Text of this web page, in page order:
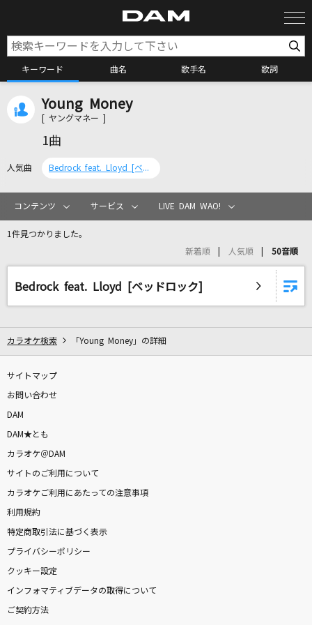
キーワード 曲名 歌手名 歌詞
カラオケ検索
カラオケリクエスト
リアルタイムで歌われている曲の一覧
志賀勝
センチメンタル・キス(Acoustic ver.)
[生音]恋人ごっこ
マカロニえんぴつ
群衆の中の猫
尾崎豊
Young Money
[ ヤングマネー ]
1曲
人気曲 Bedrock feat. Lloyd [ベッドロック]
コンテンツ サービス LIVE DAM WAO!
1件見つかりました。
新着順 人気順 50音順
Bedrock feat. Lloyd [ベッドロック]
カラオケ検索 「Young Money」の詳細
サイトマップ
お問い合わせ
DAM
DAM★とも
カラオケ＠DAM
サイトのご利用について
カラオケご利用にあたっての注意事項
利用規約
特定商取引法に基づく表示
プライバシーポリシー
クッキー設定
インフォマティブデータの取得について
ご契約方法